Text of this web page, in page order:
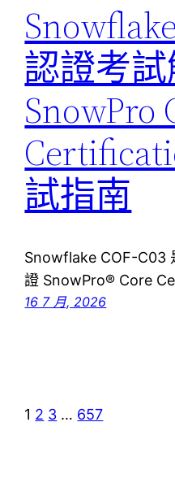
認證考試
SnowPro
試指南
Snowflake COF-C03
證 SnowPro® Core
16 7 月, 2026
1 2 3 … 657